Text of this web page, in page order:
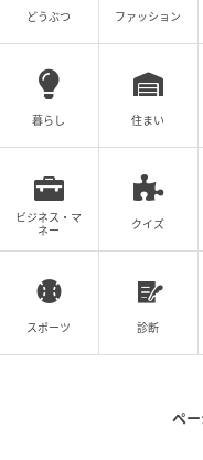
は、当時とても衝撃
中園が手掛けた2作
ン・のぶ（今田美桜
を内面化した女性と
は朝ドラヒロインと
の考えなのだろう。
この「加害者として
どうぶつ ファッション
暮らし 住まい
ビジネス・マ
ネー
クイズ
スポーツ 診断
ペ